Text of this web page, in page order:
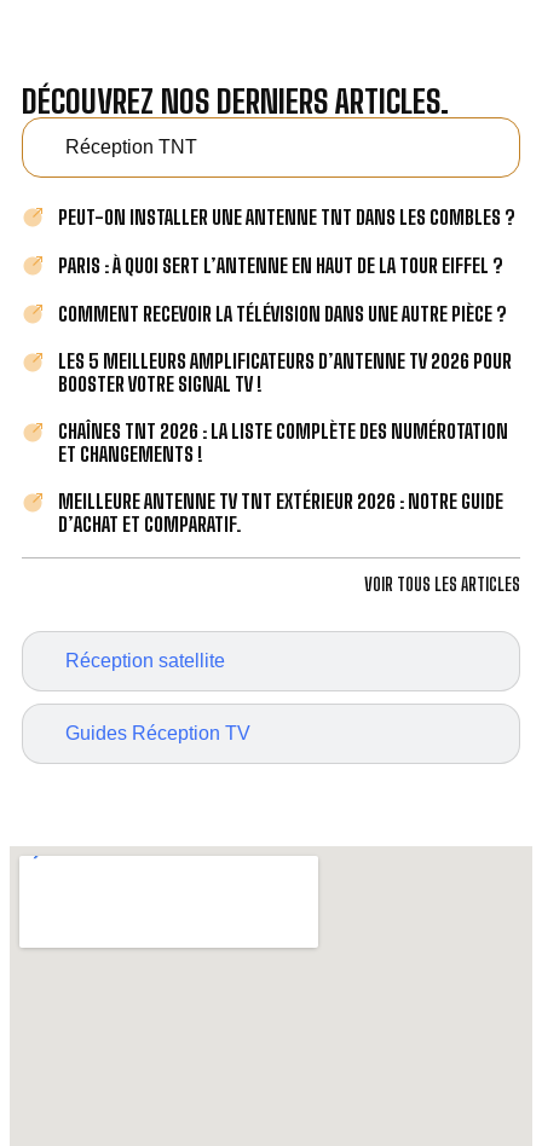
DÉCOUVREZ NOS DERNIERS ARTICLES.
Réception TNT
Réception satellite
Guides Réception TV
PEUT-ON INSTALLER UNE ANTENNE TNT DANS LES COMBLES ?
PARIS : À QUOI SERT L’ANTENNE EN HAUT DE LA TOUR EIFFEL ?
COMMENT RECEVOIR LA TÉLÉVISION DANS UNE AUTRE PIÈCE ?
LES 5 MEILLEURS AMPLIFICATEURS D’ANTENNE TV 2026 POUR
BOOSTER VOTRE SIGNAL TV !
CHAÎNES TNT 2026 : LA LISTE COMPLÈTE DES NUMÉROTATION
ET CHANGEMENTS !
MEILLEURE ANTENNE TV TNT EXTÉRIEUR 2026 : NOTRE GUIDE
D’ACHAT ET COMPARATIF.
VOIR TOUS LES ARTICLES